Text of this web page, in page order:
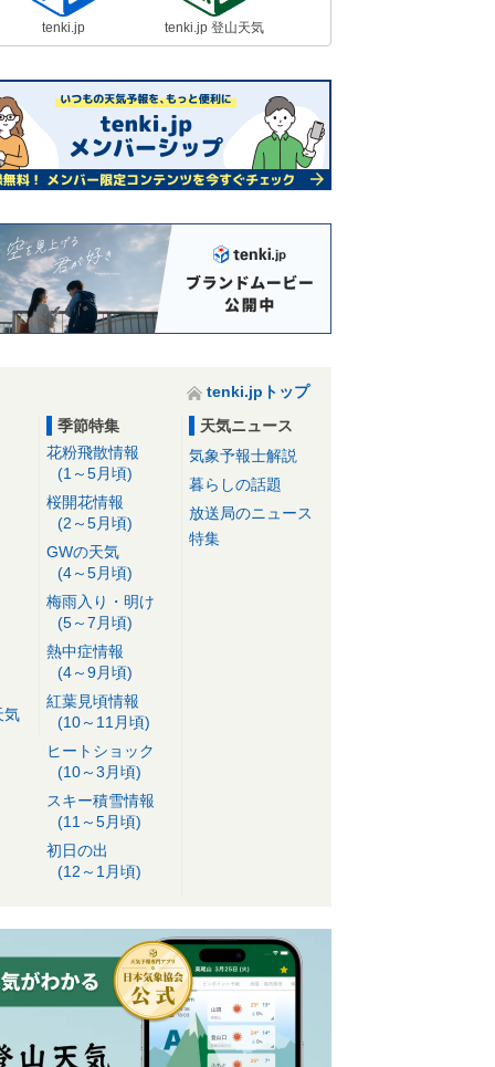
tenki.jp tenki.jp 登山天気
tenki.jpトップ
気
季節特集
花粉飛散情報
(1～5月頃)
桜開花情報
(2～5月頃)
GWの天気
(4～5月頃)
梅雨入り・明け
(5～7月頃)
熱中症情報
(4～9月頃)
紅葉見頃情報
(10～11月頃)
ヒートショック
(10～3月頃)
スキー積雪情報
(11～5月頃)
初日の出
(12～1月頃)
天気ニュース
気象予報士解説
暮らしの話題
放送局のニュース
特集